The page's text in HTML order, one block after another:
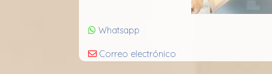
Whatsapp
Correo electrónico